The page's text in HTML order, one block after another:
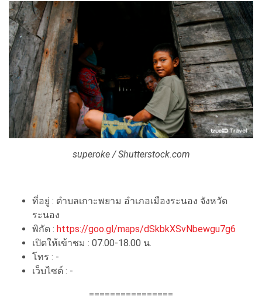
superoke / Shutterstock.com
ที่อยู่ : ตําบลเกาะพยาม อําเภอเมืองระนอง จังหวัด
ระนอง
พิกัด : https://goo.gl/maps/dSkbkXSvNbewgu7g6
เปิดให้เข้าชม : 07.00-18.00 น.
โทร : -
เว็บไซต์ : -
================